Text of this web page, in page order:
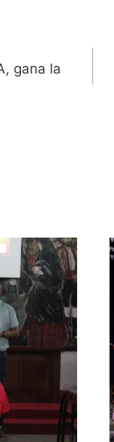
gana la